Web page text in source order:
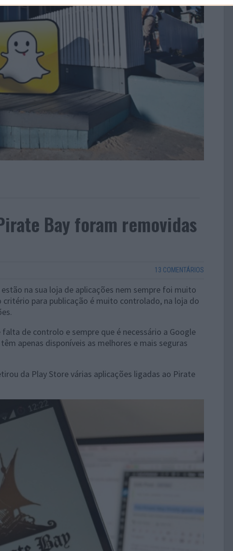
Bay foram removidas
13 COMENTÁRIOS
na sua loja de aplicações nem sempre foi muito
para publicação é muito controlado, na loja do
de controlo e sempre que é necessário a Google
apenas disponíveis as melhores e mais seguras
da Play Store várias aplicações ligadas ao Pirate